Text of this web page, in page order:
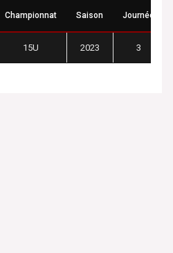
Championnat Saison Journée
15U 2023 3